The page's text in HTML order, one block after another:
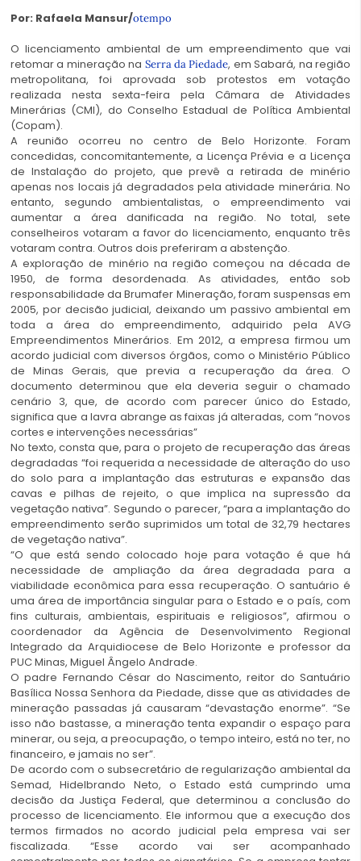
Por: Rafaela Mansur/otempo
O licenciamento ambiental de um empreendimento que vai
retomar a mineração na Serra da Piedade, em Sabará, na região
metropolitana, foi aprovada sob protestos em votação
realizada nesta sexta-feira pela Câmara de Atividades
Minerárias (CMI), do Conselho Estadual de Política Ambiental
(Copam).
A reunião ocorreu no centro de Belo Horizonte. Foram
concedidas, concomitantemente, a Licença Prévia e a Licença
de Instalação do projeto, que prevê a retirada de minério
apenas nos locais já degradados pela atividade minerária. No
entanto, segundo ambientalistas, o empreendimento vai
aumentar a área danificada na região. No total, sete
conselheiros votaram a favor do licenciamento, enquanto três
votaram contra. Outros dois preferiram a abstenção.
A exploração de minério na região começou na década de
1950, de forma desordenada. As atividades, então sob
responsabilidade da Brumafer Mineração, foram suspensas em
2005, por decisão judicial, deixando um passivo ambiental em
toda a área do empreendimento, adquirido pela AVG
Empreendimentos Minerários. Em 2012, a empresa firmou um
acordo judicial com diversos órgãos, como o Ministério Público
de Minas Gerais, que previa a recuperação da área. O
documento determinou que ela deveria seguir o chamado
cenário 3, que, de acordo com parecer único do Estado,
significa que a lavra abrange as faixas já alteradas, com “novos
cortes e intervenções necessárias”
No texto, consta que, para o projeto de recuperação das áreas
degradadas “foi requerida a necessidade de alteração do uso
do solo para a implantação das estruturas e expansão das
cavas e pilhas de rejeito, o que implica na supressão da
vegetação nativa”. Segundo o parecer, “para a implantação do
empreendimento serão suprimidos um total de 32,79 hectares
de vegetação nativa”.
“O que está sendo colocado hoje para votação é que há
necessidade de ampliação da área degradada para a
viabilidade econômica para essa recuperação. O santuário é
uma área de importância singular para o Estado e o país, com
fins culturais, ambientais, espirituais e religiosos”, afirmou o
coordenador da Agência de Desenvolvimento Regional
Integrado da Arquidiocese de Belo Horizonte e professor da
PUC Minas, Miguel Ângelo Andrade.
O padre Fernando César do Nascimento, reitor do Santuário
Basílica Nossa Senhora da Piedade, disse que as atividades de
mineração passadas já causaram “devastação enorme”. “Se
isso não bastasse, a mineração tenta expandir o espaço para
minerar, ou seja, a preocupação, o tempo inteiro, está no ter, no
financeiro, e jamais no ser”.
De acordo com o subsecretário de regularização ambiental da
Semad, Hidelbrando Neto, o Estado está cumprindo uma
decisão da Justiça Federal, que determinou a conclusão do
processo de licenciamento. Ele informou que a execução dos
termos firmados no acordo judicial pela empresa vai ser
fiscalizada. “Esse acordo vai ser acompanhado